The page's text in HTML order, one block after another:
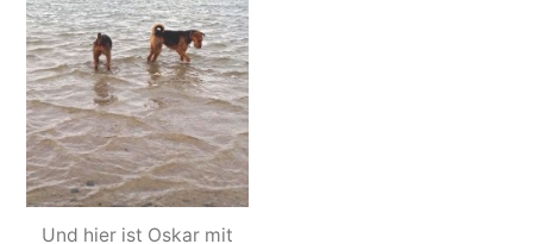
Und hier ist Oskar mit